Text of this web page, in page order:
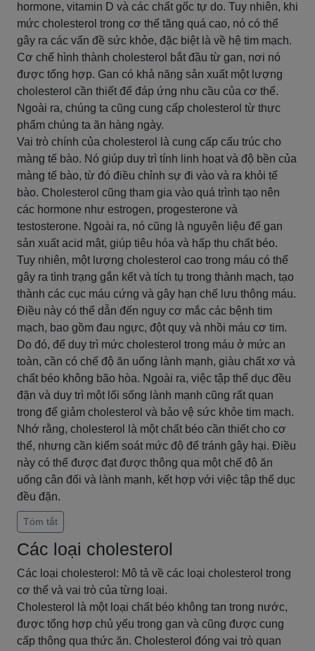
hormone, vitamin D và các chất gốc tự do. Tuy nhiên, khi
mức cholesterol trong cơ thể tăng quá cao, nó có thể
gây ra các vấn đề sức khỏe, đặc biệt là về hệ tim mạch.
Cơ chế hình thành cholesterol bắt đầu từ gan, nơi nó
được tổng hợp. Gan có khả năng sản xuất một lượng
cholesterol cần thiết để đáp ứng nhu cầu của cơ thể.
Ngoài ra, chúng ta cũng cung cấp cholesterol từ thực
phẩm chúng ta ăn hàng ngày.
Vai trò chính của cholesterol là cung cấp cấu trúc cho
màng tế bào. Nó giúp duy trì tính linh hoạt và độ bền của
màng tế bào, từ đó điều chỉnh sự đi vào và ra khỏi tế
bào. Cholesterol cũng tham gia vào quá trình tạo nên
các hormone như estrogen, progesterone và
testosterone. Ngoài ra, nó cũng là nguyên liệu để gan
sản xuất acid mật, giúp tiêu hóa và hấp thụ chất béo.
Tuy nhiên, một lượng cholesterol cao trong máu có thể
gây ra tình trạng gắn kết và tích tụ trong thành mạch, tạo
thành các cục máu cứng và gây hạn chế lưu thông máu.
Điều này có thể dẫn đến nguy cơ mắc các bệnh tim
mạch, bao gồm đau ngực, đột quỵ và nhồi máu cơ tim.
Do đó, để duy trì mức cholesterol trong máu ở mức an
toàn, cần có chế độ ăn uống lành mạnh, giàu chất xơ và
chất béo không bão hòa. Ngoài ra, việc tập thể dục đều
đặn và duy trì một lối sống lành mạnh cũng rất quan
trọng để giảm cholesterol và bảo vệ sức khỏe tim mạch.
Nhớ rằng, cholesterol là một chất béo cần thiết cho cơ
thể, nhưng cần kiểm soát mức độ để tránh gây hại. Điều
này có thể được đạt được thông qua một chế độ ăn
uống cân đối và lành mạnh, kết hợp với việc tập thể dục
đều đặn.
Tóm tắt
Các loại cholesterol
Các loại cholesterol: Mô tả về các loại cholesterol trong
cơ thể và vai trò của từng loại.
Cholesterol là một loại chất béo không tan trong nước,
được tổng hợp chủ yếu trong gan và cũng được cung
cấp thông qua thức ăn. Cholesterol đóng vai trò quan